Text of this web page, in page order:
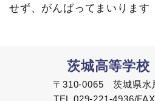
せず、がんばってまいります
茨城高等学校
〒310-0065 茨城県水
TEL 029-221-4936/